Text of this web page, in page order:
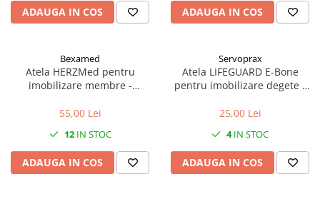
ADAUGA IN COS ADAUGA IN COS
Bexamed
Atela HERZMed pentru
imobilizare membre -
radio-transparenta - rola
55,00 Lei
12IN STOC
ADAUGA IN COS
Servoprax
Atela LIFEGUARD E-Bone
pentru imobilizare degete -
radio-transparenta - 5x11 cm
25,00 Lei
4IN STOC
ADAUGA IN COS